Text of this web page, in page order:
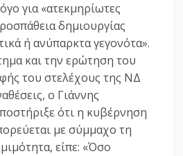
για «ατεκμηρίωτες
δημιουργίας
ή ανύπαρκτα γεγονότα».
και την ερώτηση του
του στελέχους της ΝΔ
ο Γιάννης
ότι η κυβέρνηση
με σύμμαχο τη
είπε: «Όσο